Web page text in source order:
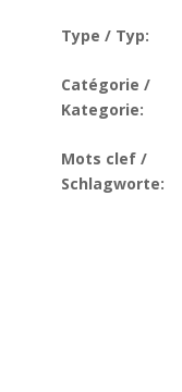
Type / Typ:
Catégorie /
Kategorie:
Mots clef /
Schlagworte: